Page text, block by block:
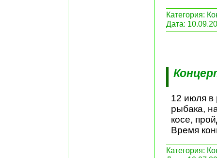
Категория:
Дата:
12 июля в
рыбака,
косе,
Время
Категория: